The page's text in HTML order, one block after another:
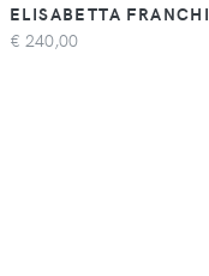
ELISABETTA FRANCHI
€ 240,00